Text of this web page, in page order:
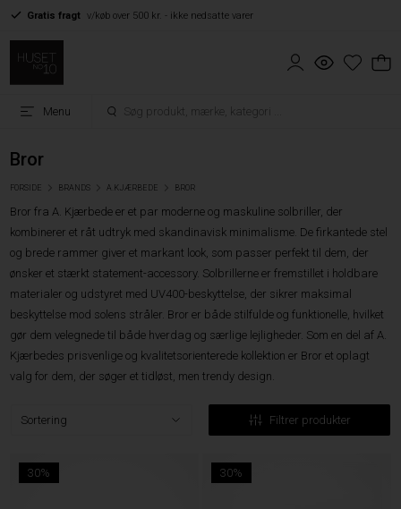
Gratis fragt v/køb over 500 kr. - ikke nedsatte varer
Menu
Bror
FORSIDE BRANDS A.KJÆRBEDE BROR
Bror fra A. Kjærbede er et par moderne og maskuline solbriller, der
kombinerer et råt udtryk med skandinavisk minimalisme. De firkantede stel
og brede rammer giver et markant look, som passer perfekt til dem, der
ønsker et stærkt statement-accessory. Solbrillerne er fremstillet i holdbare
materialer og udstyret med UV400-beskyttelse, der sikrer maksimal
beskyttelse mod solens stråler. Bror er både stilfulde og funktionelle, hvilket
gør dem velegnede til både hverdag og særlige lejligheder. Som en del af A.
Kjærbedes prisvenlige og kvalitetsorienterede kollektion er Bror et oplagt
valg for dem, der søger et tidløst, men trendy design.
Filtrer produkter
30% 30%